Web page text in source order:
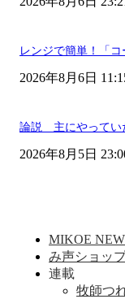
レンジで簡単！「
2026年8月6日
論説 主にやってい
2026年8月5日
MIKOE
み声ショッ
連載
牧師つ